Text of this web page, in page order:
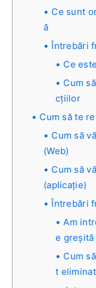
Ce sunt
ă
Întrebări
Ce
Cum
cțiilor
Cum să te
Cum să
(Web)
Cum să
(aplicație)
Întrebări
Am
e greșită
Cum
t